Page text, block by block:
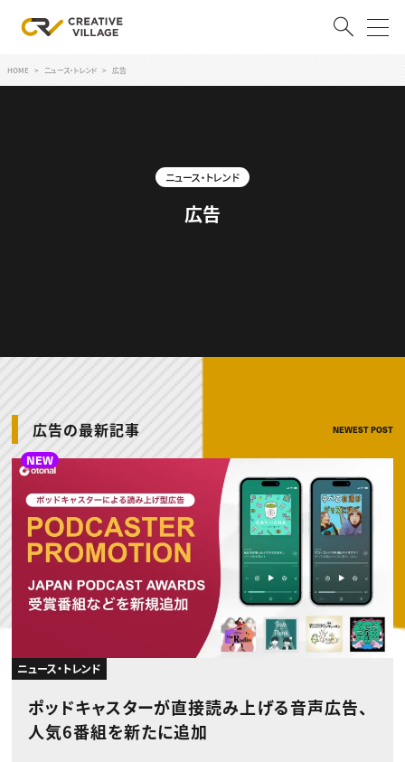
スキルアップしたい！ トップ
デザイン
編集・ライティング
マーケティング
ディレクション
業界解説・キャリア事情
お役立ち基礎知識
TOP Creator’s コラム
Webクリエイター
アプリクリエイター
ゲームクリエイター
映像クリエイター
マーケッター
クリエイターインタビュー
C＆R Magazine
セミナー
ニュース・トレンド
ニュース・トレンド トップ
Web
映像
ゲーム・エンタメ
広告
出版
CREATIVE VILLAGEからのお知らせ
プロフェッショナル×つながる×メディア
HOME ニュース・トレンド 広告
ニュース・トレンド
広告
広告の最新記事 NEWEST POST
NEW
ニュース・トレンド
ポッドキャスターが直接読み上げる音声広告、
人気6番組を新たに追加